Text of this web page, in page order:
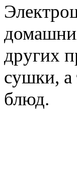
других
сушки, а
блюд.